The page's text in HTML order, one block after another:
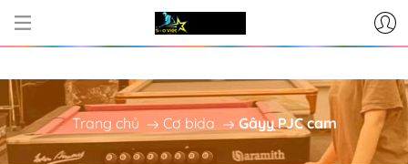
CƠ SỞ CUNG CẤP BÀN BI-A
Trang chủ Cơ bida Gâyỵ PJC cam